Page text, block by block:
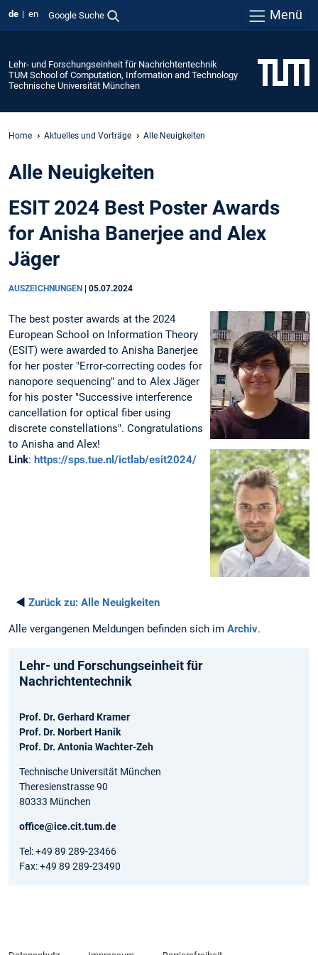
de en Google Suche Menü
Lehr- und Forschungseinheit für Nachrichtentechnik
TUM School of Computation, Information and Technology
Technische Universität München
Home Aktuelles und Vorträge Alle Neuigkeiten
Alle Neuigkeiten
ESIT 2024 Best Poster Awards
for Anisha Banerjee and Alex
Jäger
AUSZEICHNUNGEN 05.07.2024
The best poster awards at the 2024
European School on Information Theory
(ESIT) were awarded to Anisha Banerjee
for her poster "Error-correcting codes for
nanopore sequencing" and to Alex Jäger
for his poster "Successive interference
cancellation for optical fiber using
discrete constellations". Congratulations
to Anisha and Alex!
Link: https://sps.tue.nl/ictlab/esit2024/
◄ Zurück zu: Alle Neuigkeiten
Alle vergangenen Meldungen befinden sich im Archiv.
Lehr- und Forschungseinheit für
Nachrichtentechnik
Prof. Dr. Gerhard Kramer
Prof. Dr. Norbert Hanik
Prof. Dr. Antonia Wachter-Zeh
Technische Universität München
Theresienstrasse 90
80333 München
office@ice.cit.tum.de
Tel: +49 89 289-23466
Fax: +49 89 289-23490